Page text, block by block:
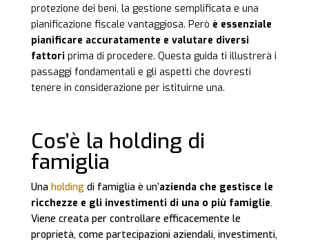
protezione dei beni, la gestione semplificata e una
pianificazione fiscale vantaggiosa. Però è essenziale
pianificare accuratamente e valutare diversi
fattori prima di procedere. Questa guida ti illustrerà i
passaggi fondamentali e gli aspetti che dovresti
tenere in considerazione per istituirne una.
Cos’è la holding di
famiglia
Una holdingdi famiglia è un’azienda che gestisce le
ricchezze e gli investimenti di una o più famiglie.
Viene creata per controllare efficacemente le
proprietà, come partecipazioni aziendali, investimenti,